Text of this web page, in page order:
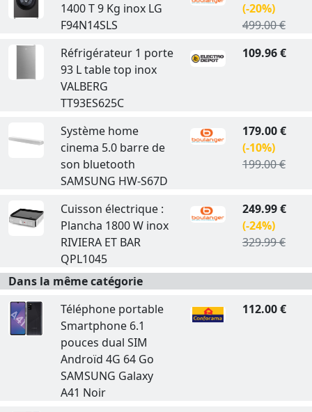
1400 T 9 Kg inox LG
F94N14SLS
(-20%)
499.00 €
Réfrigérateur 1 porte
93 L table top inox
VALBERG
TT93ES625C
109.96 €
Système home
cinema 5.0 barre de
son bluetooth
SAMSUNG HW-S67D
179.00 €
(-10%)
199.00 €
Cuisson électrique :
Plancha 1800 W inox
RIVIERA ET BAR
QPL1045
249.99 €
(-24%)
329.99 €
Dans la même catégorie
Téléphone portable
Smartphone 6.1
pouces dual SIM
Androïd 4G 64 Go
SAMSUNG Galaxy
A41 Noir
112.00 €